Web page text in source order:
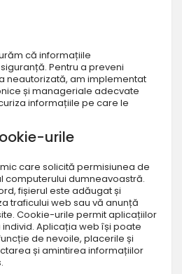
că informațiile
Pentru a preveni
neautorizată, am implementat
și manageriale adecvate
informațiile pe care le
urile
care solicită permisiunea de
computerului dumneavoastră.
fișierul este adăugat și
traficului web sau vă anunță
Cookie-urile permit aplicațiilor
Aplicația web își poate
de nevoile, placerile și
și amintirea informațiilor